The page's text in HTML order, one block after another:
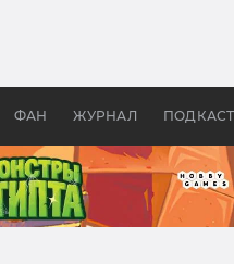
ФАН ЖУРНАЛ
бы «Властелина